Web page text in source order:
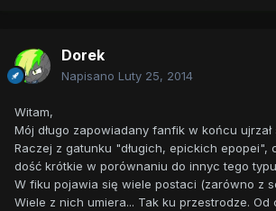
Dorek
Napisano Luty 25, 2014
Witam,
Mój długo zapowiadany fanfik w końcu ujrzał
Raczej z gatunku "długich, epickich epopei",
dość krótkie w porównaniu do innyc tego typu
W fiku pojawia się wiele postaci (zarówno z
Wiele z nich umiera... Tak ku przestrodze. Od